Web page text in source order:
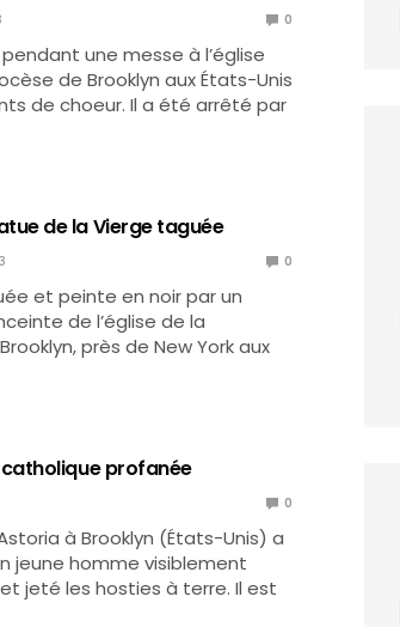
0
une messe à l’église
de Brooklyn aux États-Unis
de choeur. Il a été arrêté par
de la Vierge taguée
0
et peinte en noir par un
de l’église de la
près de New York aux
profanée
0
à Brooklyn (États-Unis) a
jeune homme visiblement
jeté les hosties à terre. Il est